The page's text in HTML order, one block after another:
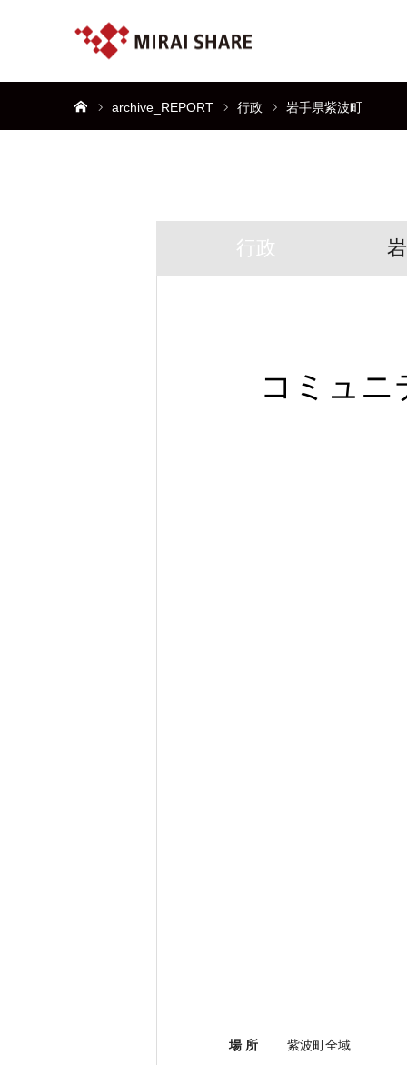
archive_REPORT 行政 岩手県紫波町
行政
コミュ
場 所 紫波町全域